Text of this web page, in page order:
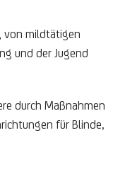
von mildtätigen
und der Jugend
durch Maßnahmen
für Blinde,